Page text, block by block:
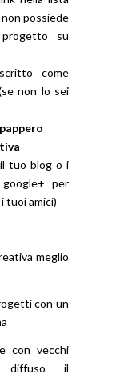
possiede
su
come
non lo sei
tuo blog o i
per
tuoi amici)
meglio
con un
con vecchi
diffuso il